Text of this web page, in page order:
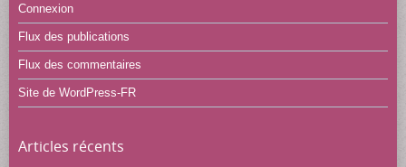
Connexion
Flux des publications
Flux des commentaires
Site de WordPress-FR
Articles récents